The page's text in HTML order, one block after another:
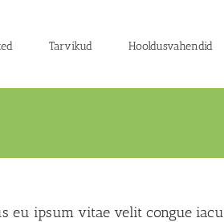
Tarvikud Hooldusvahendid
eu ipsum vitae velit congue